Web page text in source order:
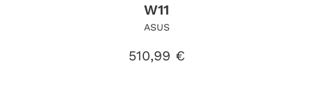
W11
ASUS
Precio
510,99 €